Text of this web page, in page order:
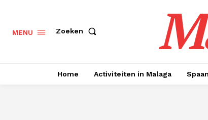
MENU Zoeken
Home Activiteiten in Malaga